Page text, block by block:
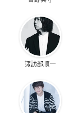
諏訪部順一